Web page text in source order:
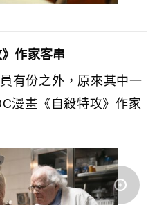
作家客串
有份之外，原來其中一
漫畫《自殺特攻》作家